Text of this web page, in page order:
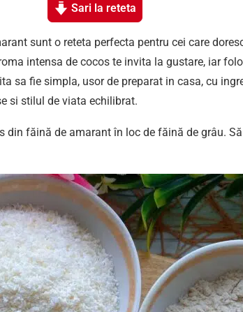
Sari la reteta
sunt o reteta perfecta pentru cei care
intensa de cocos te invita la gustare, iar
sa fie simpla, usor de preparat in casa, cu
si stilul de viata echilibrat.
făină de amarant în loc de făină de grâu.